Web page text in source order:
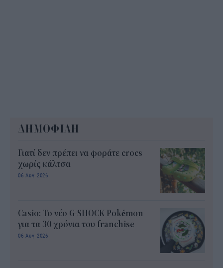
ΔΗΜΟΦΙΛΗ
Γιατί δεν πρέπει να φοράτε crocs
χωρίς κάλτσα
06 Αυγ 2026
Casio: Το νέο G-SHOCK Pokémon
για τα 30 χρόνια του franchise
06 Αυγ 2026